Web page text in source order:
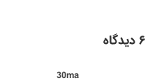
۶ دیدگاه
30ma